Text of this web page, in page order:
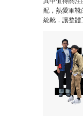
配，熱愛軍靴
統靴，讓整體